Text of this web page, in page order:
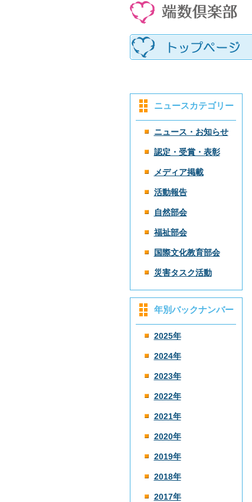
ニュースカテゴリー
ニュース・お知らせ
認定・受賞・表彰
メディア掲載
活動報告
自然部会
福祉部会
国際文化教育部会
災害タスク活動
年別バックナンバー
2025年
2024年
2023年
2022年
2021年
2020年
2019年
2018年
2017年